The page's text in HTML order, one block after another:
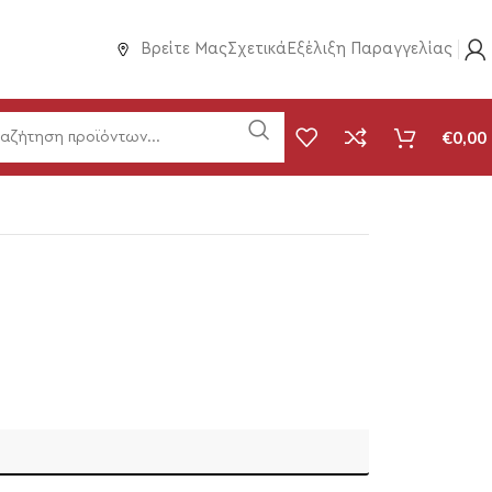
Βρείτε ΜαςΣχετικά Εξέλιξη Παραγγελίας
€0,00